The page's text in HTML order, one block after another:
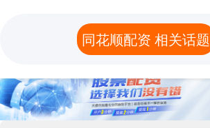
同花顺配资 相关话题